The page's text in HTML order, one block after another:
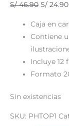
S/46.90 S/ 24.90
Caja en
Contiene
Incluye 12
Formato
Sin existencias
SKU: PHTOP1